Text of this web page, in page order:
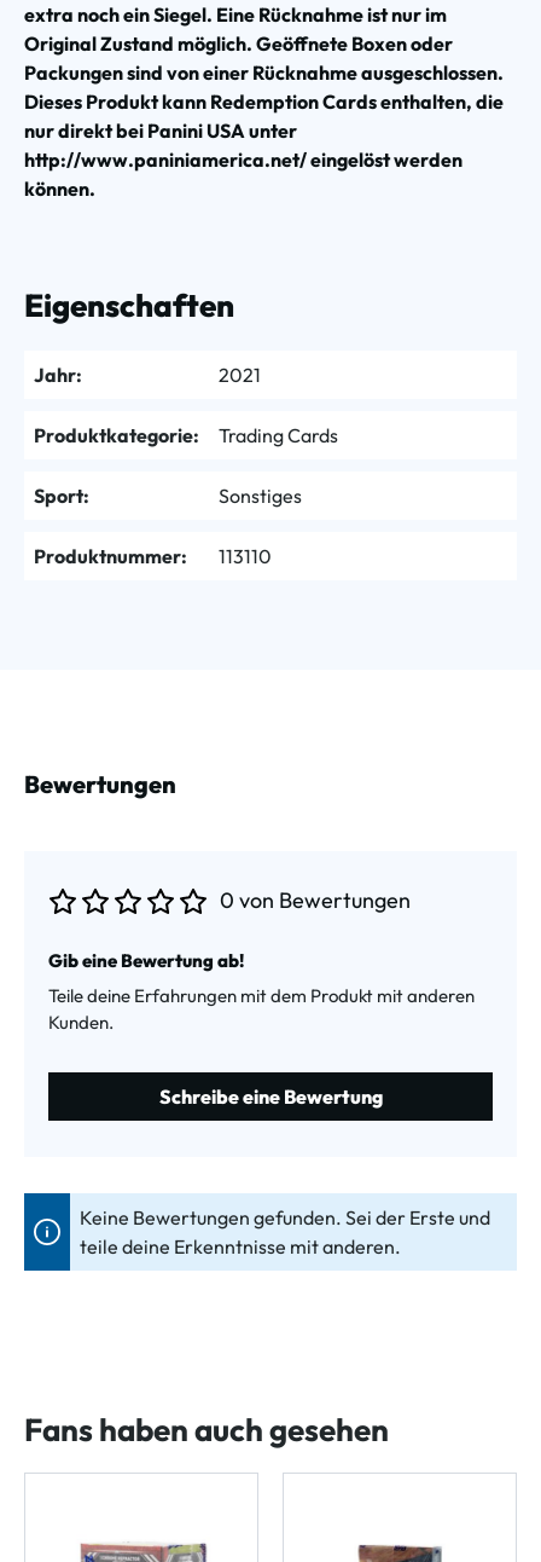
extra noch ein Siegel. Eine Rücknahme ist nur im
Original Zustand möglich. Geöffnete Boxen oder
Packungen sind von einer Rücknahme ausgeschlossen.
Dieses Produkt kann Redemption Cards enthalten, die
nur direkt bei Panini USA unter
http://www.paniniamerica.net/ eingelöst werden
können.
Eigenschaften
Jahr: 2021
Produktkategorie: Trading Cards
Sport: Sonstiges
Produktnummer: 113110
Bewertungen
0 von Bewertungen
Gib eine Bewertung ab!
Teile deine Erfahrungen mit dem Produkt mit anderen
Kunden.
Schreibe eine Bewertung
Keine Bewertungen gefunden. Sei der Erste und
teile deine Erkenntnisse mit anderen.
Fans haben auch gesehen